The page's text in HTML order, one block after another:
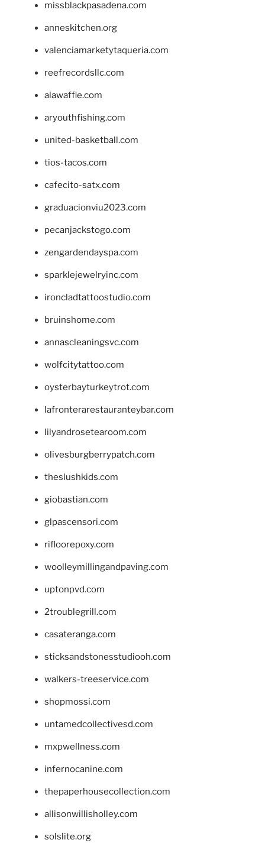
missblackpasadena.com
anneskitchen.org
valenciamarketytaqueria.com
reefrecordsllc.com
alawaffle.com
aryouthfishing.com
united-basketball.com
tios-tacos.com
cafecito-satx.com
graduacionviu2023.com
pecanjackstogo.com
zengardendayspa.com
sparklejewelryinc.com
ironcladtattoostudio.com
bruinshome.com
annascleaningsvc.com
wolfcitytattoo.com
oysterbayturkeytrot.com
lafronterarestauranteybar.com
lilyandrosetearoom.com
olivesburgberrypatch.com
theslushkids.com
giobastian.com
glpascensori.com
rifloorepoxy.com
woolleymillingandpaving.com
uptonpvd.com
2troublegrill.com
casateranga.com
sticksandstonesstudiooh.com
walkers-treeservice.com
shopmossi.com
untamedcollectivesd.com
mxpwellness.com
infernocanine.com
thepaperhousecollection.com
allisonwillisholley.com
solslite.org